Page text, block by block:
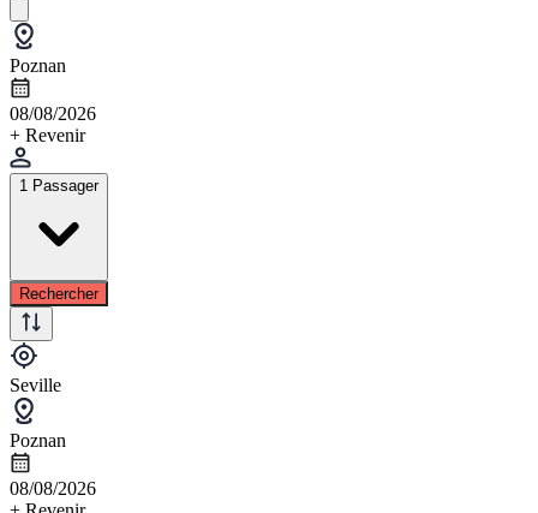
Poznan
08/08/2026
+ Revenir
1 Passager
Rechercher
Seville
Poznan
08/08/2026